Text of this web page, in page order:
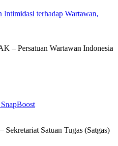
terhadap Wartawan,
– Persatuan Wartawan Indonesia
Satuan Tugas (Satgas)